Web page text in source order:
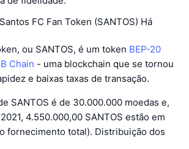
FC Fan Token (SANTOS) Há
ou SANTOS, é um token BEP-20
Chain - uma blockchain que se tornou
e baixas taxas de transação.
SANTOS é de 30.000.000 moedas e,
4.550.000,00 SANTOS estão em
fornecimento total). Distribuição dos